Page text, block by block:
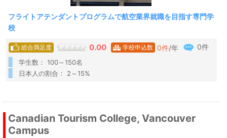
フライトアテンダントプログラムで航空業界就職を目指す専門学
校
総合満足度 0.00 学校申込数 0件/年 0件
学生数： 100～150名
日本人の割合： 2～15%
Canadian Tourism College, Vancouver
Campus